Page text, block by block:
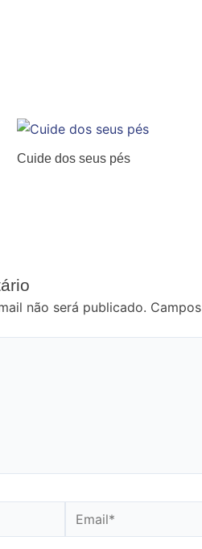
Cuide dos seus pés
não será publicado.
Email*